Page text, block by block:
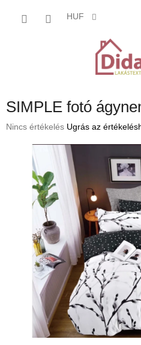
HUF
SIMPLE fotó
A
értékelése
Nincs értékelés Ugrás az